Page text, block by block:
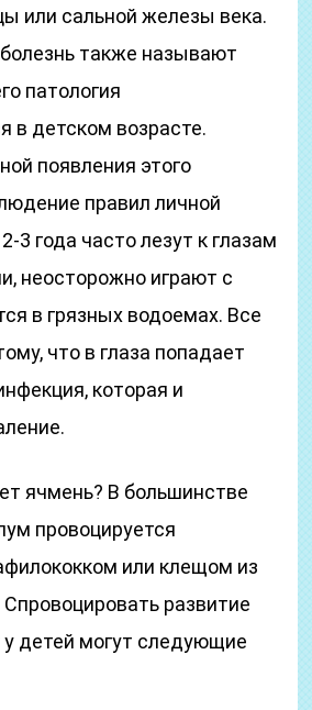
или сальной железы века.
также называют
патология
в детском возрасте.
появления этого
правил личной
3 года часто лезут к глазам
неосторожно играют с
в грязных водоемах. Все
что в глаза попадает
которая и
ячмень? В большинстве
провоцируется
или клещом из
развитие
у детей могут следующие